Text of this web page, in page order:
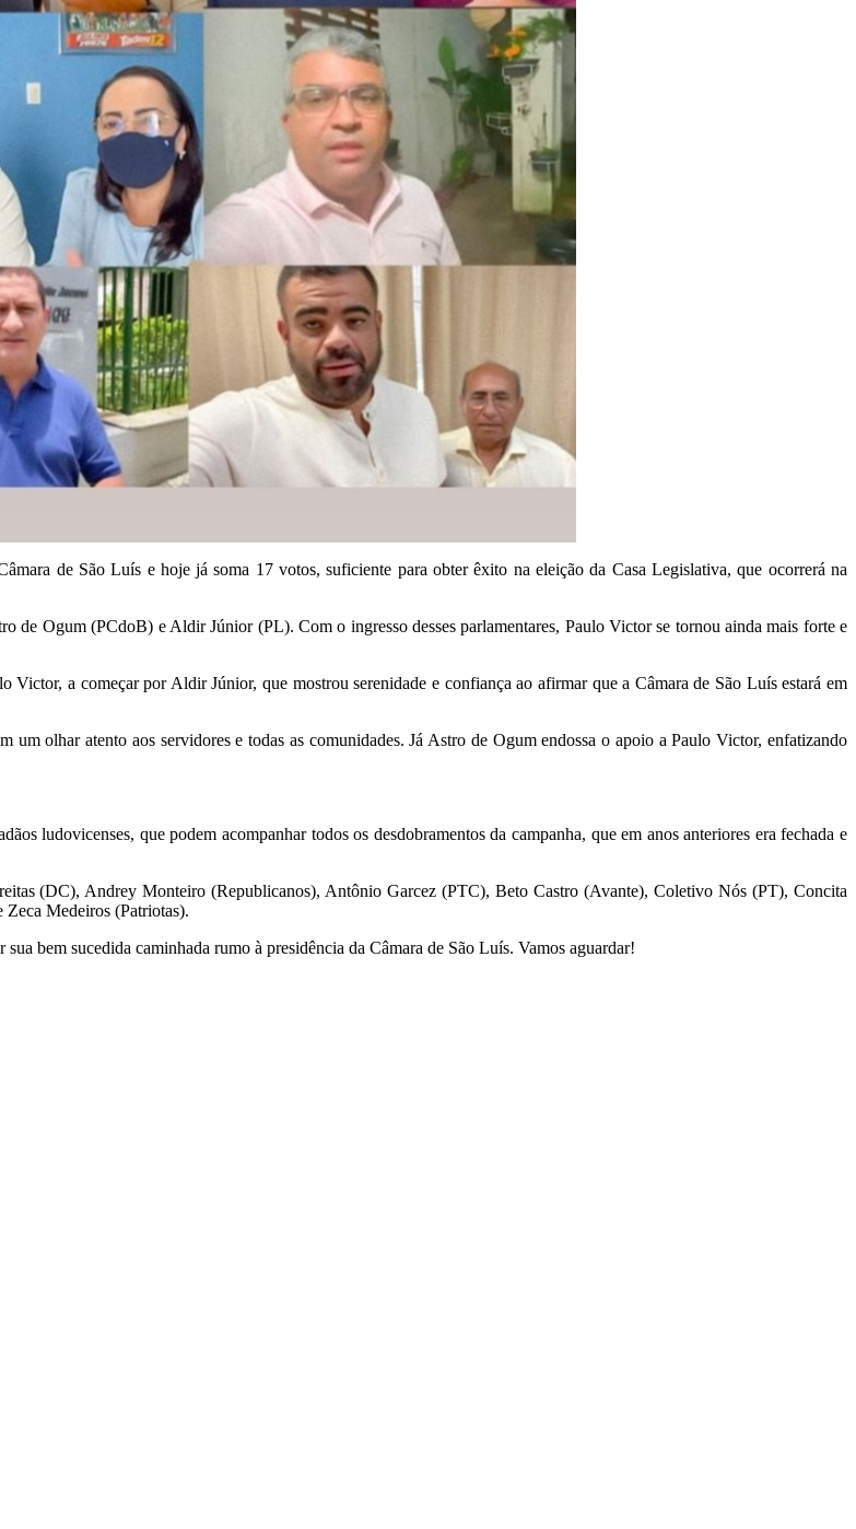
de São Luís e hoje já soma 17 votos, suficiente para obter êxito na eleição da Casa Legislativa, que ocorrerá na
de Ogum (PCdoB) e Aldir Júnior (PL). Com o ingresso desses parlamentares, Paulo Victor se tornou ainda mais forte e
Victor, a começar por Aldir Júnior, que mostrou serenidade e confiança ao afirmar que a Câmara de São Luís estará em
olhar atento aos servidores e todas as comunidades. Já Astro de Ogum endossa o apoio a Paulo Victor, enfatizando
ludovicenses, que podem acompanhar todos os desdobramentos da campanha, que em anos anteriores era fechada e
(DC), Andrey Monteiro (Republicanos), Antônio Garcez (PTC), Beto Castro (Avante), Coletivo Nós (PT), Concita
Medeiros (Patriotas).
bem sucedida caminhada rumo à presidência da Câmara de São Luís. Vamos aguardar!